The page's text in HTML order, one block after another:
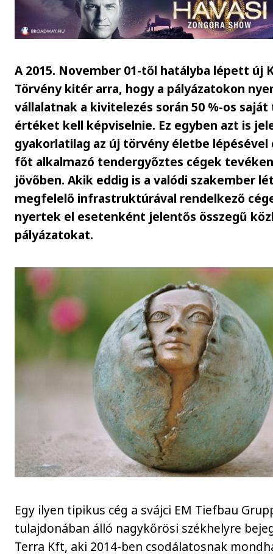
A 2015. November 01-től hatályba lépett új
Törvény kitér arra, hogy a pályázatokon
vállalatnak a kivitelezés során 50 %-os
értéket kell képviselnie. Ez egyben azt is
gyakorlatilag az új törvény életbe lépésével
főt alkalmazó tendergyőztes cégek
jövőben. Akik eddig is a valódi szakember
megfelelő infrastruktúrával rendelkező
nyertek el esetenként jelentős összegű
pályázatokat.
Egy ilyen tipikus cég a svájci EM Tiefbau
tulajdonában álló nagykőrösi székhelyre
Terra Kft, aki 2014-ben csodálatosnak